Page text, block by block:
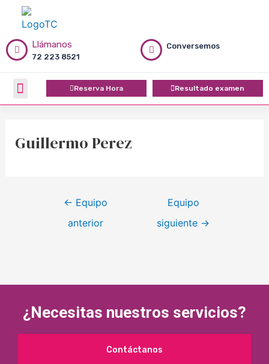
contenidoLlámanos
72 223 8521
Conversemos
Menú Reserva Hora Resultado examen
Guillermo Perez
de
entradas
← Equipo
anterior
Equipo
siguiente →
¿Necesitas nuestros servicios?
Contáctanos